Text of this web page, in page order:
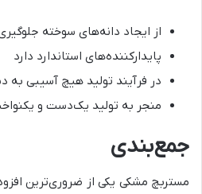
از ایجاد دانه‌های سوخته
پایدارکننده‌های استاندارد دارد
در فرآیند تولید هیچ آسیبی به
منجر به تولید یک‌دست و
جمع‌بندی
مستربچ مشکی یکی از ضروری‌ترین